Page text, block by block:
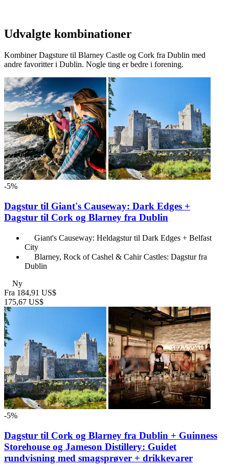
Udvalgte kombinationer
Kombiner Dagsture til Blarney Castle og Cork fra Dublin med
andre favoritter i Dublin. Nogle ting er bedre i forening.
-5%
Dagstur til Giant's Causeway: Dark Edges +
Dagstur til Cork og Blarney fra Dublin
Giant's Causeway: Heldagstur til Dark Edges + Belfast
City
Blarney, Rock of Cashel & Cahir Castles: Dagstur fra
Dublin
Ny
Fra 184,91 US$
175,67 US$
-5%
Dagstur til Cork og Blarney fra Dublin + Guinness
Storehouse og Jameson Distillery: Guidet
rundvisning med smagsprøver + drikkevarer